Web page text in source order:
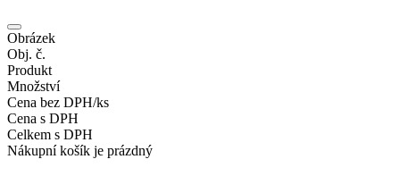
Obrázek
Obj. č.
Produkt
Množství
Cena bez DPH/ks
Cena s DPH
Celkem s DPH
Nákupní košík je prázdný